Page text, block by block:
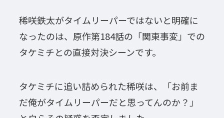
稀咲鉄太がタイムリーパーではないと明確に
なったのは、原作第184話の「関東事変」での
タケミチとの直接対決シーンです。
タケミチに追い詰められた稀咲は、「お前ま
だ俺がタイムリーパーだと思ってんのか？」